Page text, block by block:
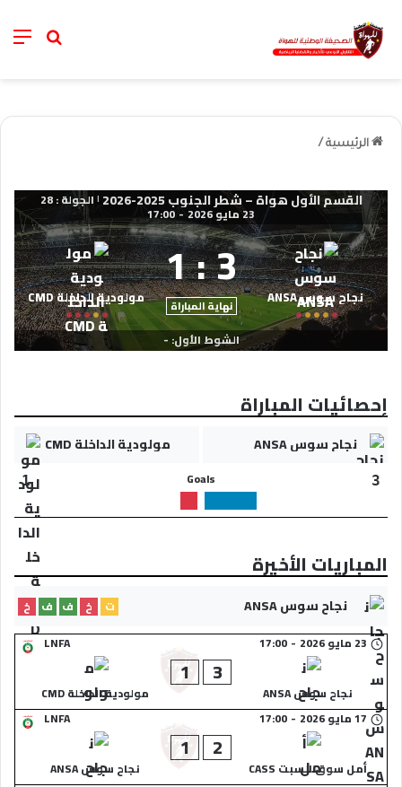
خانة
الرئيسية /
القسم الأول هواة – شطر الجنوب 2025-2026 | الجولة : 28
23 مايو 2026 -
17:00
نجاح سوس ANSA 3
:
1
نهاية المباراة مولودية الداخلة CMD
الشوط الأول: -
إحصائيات المباراة
نجاح سوس ANSA مولودية الداخلة CMD
3
Goals
1
المباريات الأخيرة
نجاح سوس ANSA ت خ ف ف
خ
LNFA
23 مايو 2026 -
17:00
نجاح سوس ANSA
3
1
مولودية الداخلة CMD
LNFA
17 مايو 2026 -
17:00
أمل سوق السبت CASS
2
1
نجاح سوس ANSA